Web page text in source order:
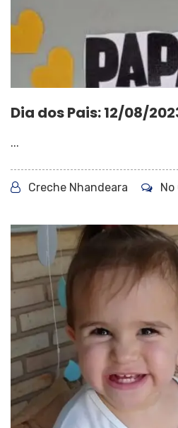
Dia dos Pais: 12/08/
...
Creche Nhandeara